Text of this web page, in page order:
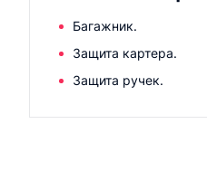
Багажник.
Защита картера.
Защита ручек.